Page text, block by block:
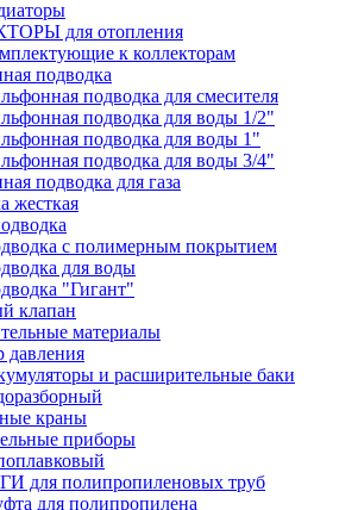
для отопления
к коллекторам
подводка
подводка для смесителя
подводка для воды 1/2"
подводка для воды 1"
подводка для воды 3/4"
подводка для газа
жесткая
с полимерным покрытием
для воды
"Гигант"
клапан
материалы
давления
и расширительные баки
краны
приборы
для полипропиленовых труб
для полипропилена